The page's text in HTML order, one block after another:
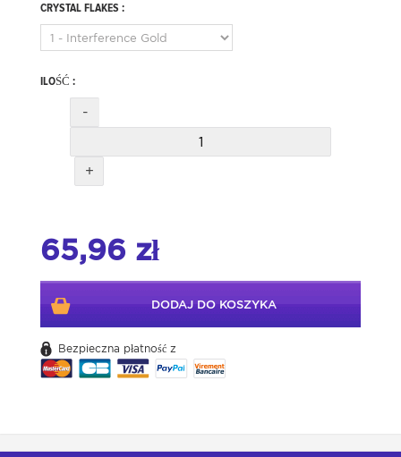
CRYSTAL FLAKES :
ILOŚĆ :
-
+
65,96 zł
DODAJ DO KOSZYKA
Bezpieczna płatność z